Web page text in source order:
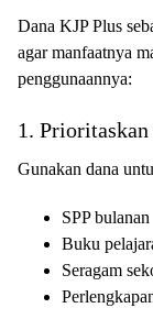
Dana KJP Plus
agar manfaatnya
penggunaannya:
1.
Gunakan dana
SPP bulanan
Buku
Seragam